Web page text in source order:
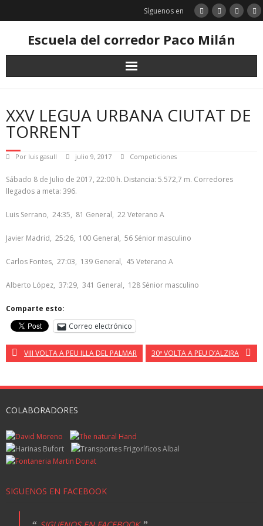
Síguenos en
Escuela del corredor Paco Milán
XXV LEGUA URBANA CIUTAT DE
TORRENT
Por luis gasull julio 9, 2017 Competiciones
Sábado 8 de Julio de 2017, 22:00 h. Distancia: 5.572,7 m. Corredores
llegados a meta: 396.
Luis Serrano, 24:35, 81 General, 22 Veterano A
Javier Madrid, 25:26, 100 General, 56 Sénior masculino
Carlos Fontes, 27:03, 139 General, 45 Veterano A
Alberto López, 37:29, 341 General, 128 Sénior masculino
Comparte esto:
Correo electrónico
VIII VOLTA A PEU ILLA DEL PALMAR 30ª VOLTA A PEU D’ALZIRA
COLABORADORES
SIGUENOS EN FACEBOOK